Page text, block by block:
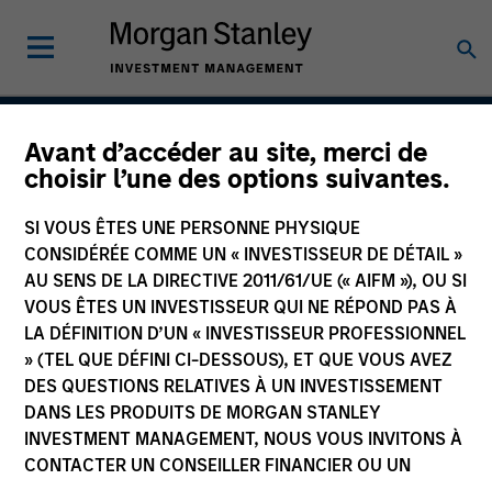
Avant d’accéder au site, merci de
choisir l’une des options suivantes.
SI VOUS ÊTES UNE PERSONNE PHYSIQUE
CONSIDÉRÉE COMME UN « INVESTISSEUR DE DÉTAIL »
AU SENS DE LA DIRECTIVE 2011/61/UE (« AIFM »), OU SI
VOUS ÊTES UN INVESTISSEUR QUI NE RÉPOND PAS À
LA DÉFINITION D’UN « INVESTISSEUR PROFESSIONNEL
» (TEL QUE DÉFINI CI-DESSOUS), ET QUE VOUS AVEZ
DES QUESTIONS RELATIVES À UN INVESTISSEMENT
DANS LES PRODUITS DE MORGAN STANLEY
INVESTMENT MANAGEMENT, NOUS VOUS INVITONS À
CONTACTER UN CONSEILLER FINANCIER OU UN
Growth
Team Inception
August 2004
Asset Class
US Equity